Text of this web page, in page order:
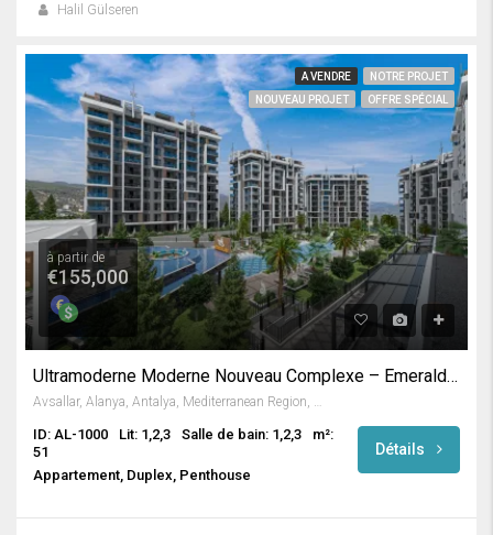
Halil Gülseren
A VENDRE
NOTRE PROJET
NOUVEAU PROJET
OFFRE SPÉCIAL
à partir de
€155,000
Ultramoderne Moderne Nouveau Complexe – Emerald Grand Deluxe
Avsallar, Alanya, Antalya, Mediterranean Region, Turkey
ID: AL-1000 Lit: 1,2,3 Salle de bain: 1,2,3
m²:
51
Appartement, Duplex, Penthouse
Détails